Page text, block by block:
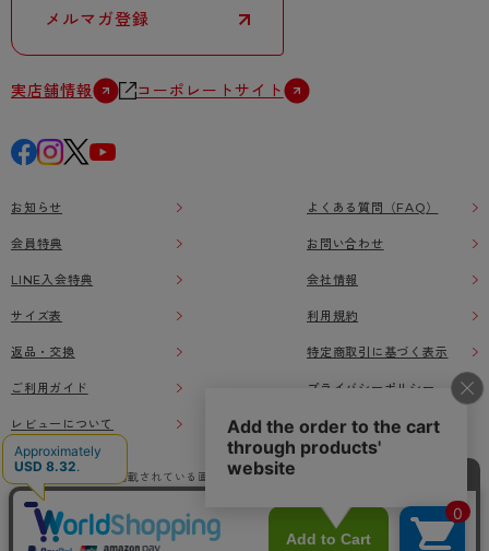
メルマガ登録
実店舗情報 コーポレートサイト
お知らせ
会員特典
LINE入会特典
サイズ表
返品・交換
ご利用ガイド
レビューについて
よくある質問（FAQ）
お問い合わせ
会社情報
利用規約
特定商取引に基づく表示
プライバシーポリシー
本ウェブサイト上に掲載されている画像、イラストなどの著作物の全部または一部をアツ